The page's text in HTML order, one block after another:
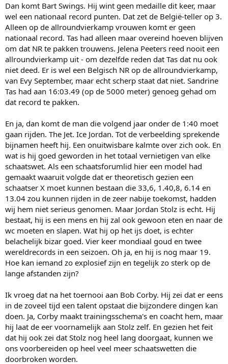
Dan komt Bart Swings. Hij wint geen medaille dit keer, maar
wel een nationaal record punten. Dat zet de België-teller op 3.
Alleen op de allroundvierkamp vrouwen komt er geen
nationaal record. Tas had alleen maar overeind hoeven blijven
om dat NR te pakken trouwens. Jelena Peeters reed nooit een
allroundvierkamp uit - om dezelfde reden dat Tas dat nu ook
niet deed. Er is wel een Belgisch NR op de allroundvierkamp,
van Evy September, maar echt scherp staat dat niet. Sandrine
Tas had aan 16:03.49 (op de 5000 meter) genoeg gehad om
dat record te pakken.
En ja, dan komt de man die volgend jaar onder de 1:40 moet
gaan rijden. The Jet. Ice Jordan. Tot de verbeelding sprekende
bijnamen heeft hij. Een onuitwisbare kalmte over zich ook. En
wat is hij goed geworden in het totaal vernietigen van elke
schaatswet. Als een schaatsforumlid hier een model had
gemaakt waaruit volgde dat er theoretisch gezien een
schaatser X moet kunnen bestaan die 33,6, 1.40,8, 6.14 en
13.04 zou kunnen rijden in de zeer nabije toekomst, hadden
wij hem niet serieus genomen. Maar Jordan Stolz is echt. Hij
bestaat, hij is een mens en hij zal ook gewoon eten en naar de
wc moeten en slapen. Wat hij op het ijs doet, is echter
belachelijk bizar goed. Vier keer mondiaal goud en twee
wereldrecords in een seizoen. Oh ja, en hij is nog maar 19.
Hoe kan iemand zo explosief zijn en tegelijk zo sterk op de
lange afstanden zijn?
Ik vroeg dat na het toernooi aan Bob Corby. Hij zei dat er eens
in de zoveel tijd een talent opstaat die bijzondere dingen kan
doen. Ja, Corby maakt trainingsschema's en coacht hem, maar
hij laat de eer voornamelijk aan Stolz zelf. En gezien het feit
dat hij ook zei dat Stolz nog heel lang doorgaat, kunnen we
ons voorbereiden op heel veel meer schaatswetten die
doorbroken worden.